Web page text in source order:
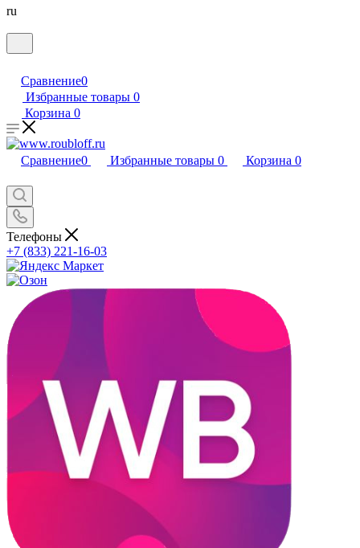
ru
Сравнение0
Избранные товары 0
Корзина 0
Сравнение0 Избранные товары 0 Корзина 0
Телефоны
+7 (833) 221-16-03